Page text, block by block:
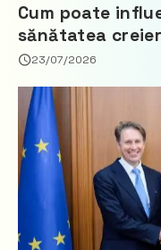
Cum poate
sănătatea
23/07/2026